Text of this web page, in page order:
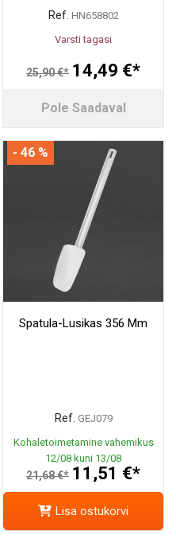
Ref. HN658802
Varsti tagasi
25,90 €* 14,49 €*
Pole Saadaval
Spatula-Lusikas 356 Mm
Ref. GEJ079
Kohaletoimetamine vahemikus
12/08 kuni 13/08
21,68 €* 11,51 €*
- 46 %
Lisa ostukorvi